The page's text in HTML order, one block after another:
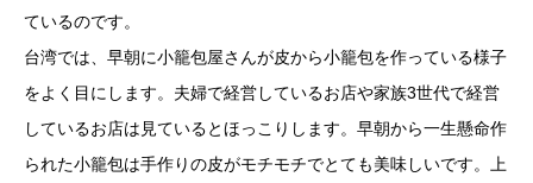
ているのです。
台湾では、早朝に小籠包屋さんが皮から小籠包を作っている様子
をよく目にします。夫婦で経営しているお店や家族3世代で経営
しているお店は見ているとほっこりします。早朝から一生懸命作
られた小籠包は手作りの皮がモチモチでとても美味しいです。上